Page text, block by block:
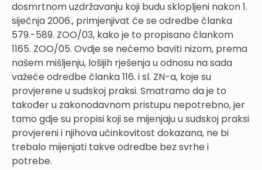
dosmrtnom uzdržavanju koji budu sklopljeni nakon 1.
siječnja 2006., primjenjivat će se odredbe članka
579.-589. ZOO/03, kako je to propisano člankom
1165. ZOO/05. Ovdje se nećemo baviti nizom, prema
našem mišljenju, lošijih rješenja u odnosu na sada
važeće odredbe članka 116. i sl. ZN-a, koje su
provjerene u sudskoj praksi. Smatramo da je to
također u zakonodavnom pristupu nepotrebno, jer
tamo gdje su propisi koji se mijenjaju u sudskoj praksi
provjereni i njihova učinkovitost dokazana, ne bi
trebalo mijenjati takve odredbe bez svrhe i
potrebe.